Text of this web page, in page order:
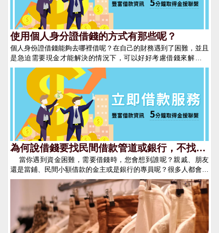
實，因此在發生借貸關係時千萬不要怕麻煩或傷感情而省去了此步
驟，避免造成不必要的糾紛。 二、 錄音或是拍照存證 現在
智慧型手機發達，在借錢當下簽立本票或是借據時，可在不侵害他
人合法權益下，利用錄音/錄影/拍照等方式，證明借據、本票為本
人所簽立，也可證明借錢的日期！但切記一切的證據來源必須是合
法的，以免違反法律而造成雙方的困擾。 三、 證人在場 無
論是借錢或是還錢的那一方，除了借據本票等書面證明，也可在發
生借貸關係時尋找無利害關係的見證人到場，以便日後若發生糾紛
時可以證人身分協助排除糾紛。 四、 通訊軟體紀錄 在現今
的社會，許多的借貸起頭都會發生在各類通訊軟體上，無論是
Line、Facebook Messenger或是WeChat等軟體，務必要將雙方
與借錢有關的對話、照片、語音都保存好，這些證據在未來雙方認
知出現差異時可以產生一定的效力！ 民間借款務必要將所有
相關的資訊、證據保留好，無論在借錢或是還錢時也盡量採用匯款
的方式，因可在銀行留下帳目的紀錄，是最有力的證據。此外還款
時也要切記要回借據和本票，保護自身的權益。 借錢並不是
一件見不得人的事，人人都會遇到不如意的時刻，只要有正確的觀
念和心態，在借錢時做好保護自己的動作，在遇到權益收到侵害時
才可以使用法律的力量來維護自己應有的權益。
使用個人身分證借錢的方式有那些呢？
個人身份證借錢能夠去哪裡借呢？在自己的財務遇到了困難，並且
是急迫需要現金才能解決的情況下，可以好好考慮借錢來解決問
題。當然並不是說要您去找親朋好友借錢，找親朋好友借錢，有時
或許並不能夠成功的借到錢，還會讓自己感到十分的不好意思，這
種情況不如運用個人身份證借錢的方式，讓我們一起看看吧。也許
很多人都沒有聽說過身份證也能夠借錢，其實身份證代表的僅僅人
們的一種身份證名資料，但使用身份證的確是能夠借錢的，下面就
來給人們詳細的分析一下，看看用身份證到底是怎麼借錢的。能夠
運用個人身份證來借錢的管道，主要有兩個：第一、民間借貸公司
民間借貸公司對於借款的人並不會有特別嚴格的審核，只要人們的
確有借款的需求，公司就會放款。一般只需要很短的時間內，人們
就能夠拿到現金，可是民間借款公司在利息方面是會比銀行高一些
得，因此如有和民間借貸公司成功借款後，在有償債能力後也要盡
快將所借的金額歸還，以避免被利息影響到了未來的生活！第二、
並且在網路平台借錢，利息會比與民間的假貸公司低許多。 此
外，個人身份證在銀行其實也是能夠直接借錢的，只不過在銀行除
了需求供給身份證明以外，還需求有良好的個人信用記錄佐證才有
辦法順利借款。
為何說借錢要找民間借款管道或銀行，不找朋
友呢？
當你遇到資金困難，需要借錢時，您會想到誰呢？親戚、朋友
還是當鋪、民間小額借款的金主或是銀行的專員呢？很多人都會天
真的認為找朋友借錢門檻較低、簡單、快速，但這只能說您還對這
個現實的社會不夠了解！借錢這件事是大有學問的，對小編來說，
和民間借錢、銀行借錢遠比找朋友借錢更為划算！ 找親戚、朋友
借錢1. 門檻高首先，你必須要有一個手頭寬裕的朋友或親戚才
有可能讓他把＂閒錢＂借給你。且在借錢時必須有一個充分的理
由，相信即使在好朋友要借錢給你也是會詢問借錢的緣由，不會無